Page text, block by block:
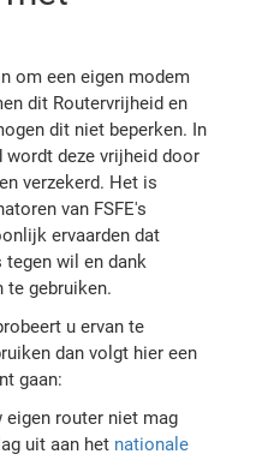
om een eigen modem
dit Routervrijheid en
dit niet beperken. In
wordt deze vrijheid door
verzekerd. Het is
van FSFE's
ervaarden dat
tegen wil en dank
te gebruiken.
u ervan te
dan volgt hier een
gaan:
router niet mag
uit aan het nationale